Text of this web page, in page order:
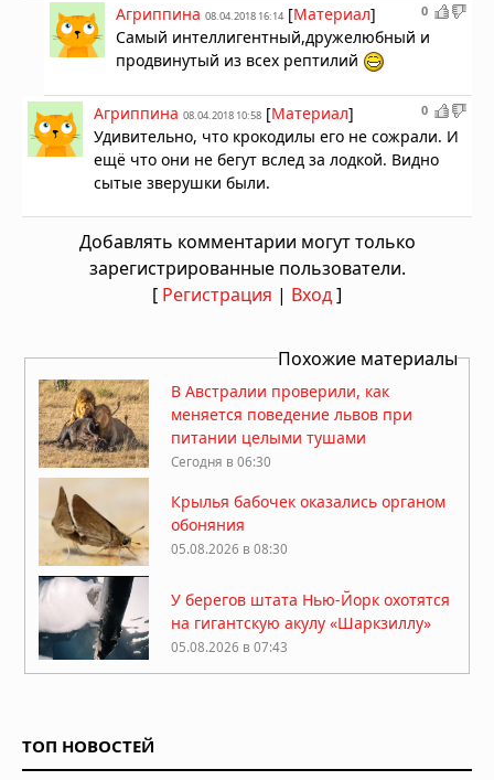
0
Агриппина 08.04.2018 16:14 [Материал]
Самый интеллигентный,дружелюбный и
продвинутый из всех рептилий
0
Агриппина 08.04.2018 10:58 [Материал]
Удивительно, что крокодилы его не сожрали. И
ещё что они не бегут вслед за лодкой. Видно
сытые зверушки были.
Добавлять комментарии могут только
зарегистрированные пользователи.
[ Регистрация | Вход]
Похожие материалы
В Австралии проверили, как
меняется поведение львов при
питании целыми тушами
Сегодня в 06:30
Крылья бабочек оказались органом
обоняния
05.08.2026 в 08:30
У берегов штата Нью-Йорк охотятся
на гигантскую акулу «Шаркзиллу»
05.08.2026 в 07:43
ТОП НОВОСТЕЙ